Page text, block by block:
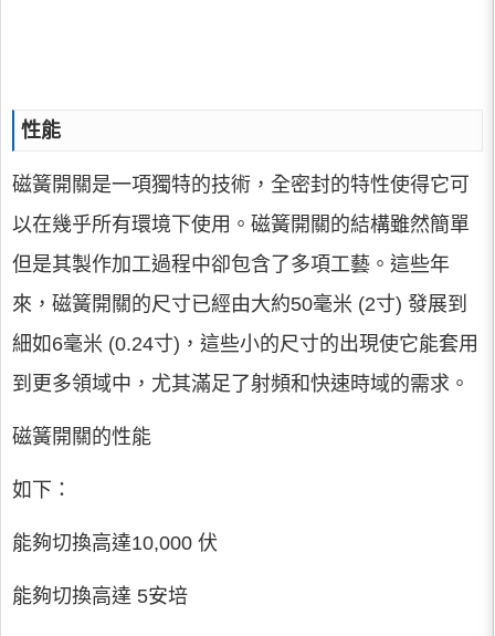
性能
磁簧開關是一項獨特的技術，全密封的特性使得它可
以在幾乎所有環境下使用。磁簧開關的結構雖然簡單
但是其製作加工過程中卻包含了多項工藝。這些年
來，磁簧開關的尺寸已經由大約50毫米 (2寸) 發展到
細如6毫米 (0.24寸)，這些小的尺寸的出現使它能套用
到更多領域中，尤其滿足了射頻和快速時域的需求。
磁簧開關的性能
如下：
能夠切換高達10,000 伏
能夠切換高達 5安培